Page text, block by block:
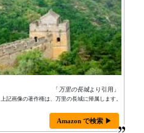
「 万里の長城より引用」
上記画像の著作権は、万里の長城に帰属します。
Amazon で検索 ▶